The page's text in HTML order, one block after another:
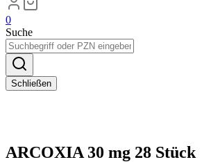
0
Suche
Schließen
ARCOXIA 30 mg 28 Stück